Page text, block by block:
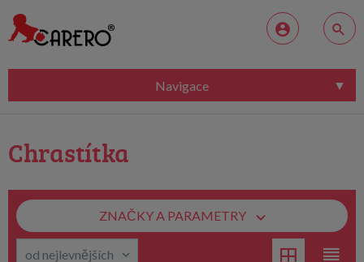
Navigace
Chrastítka
ZNAČKY A PARAMETRY